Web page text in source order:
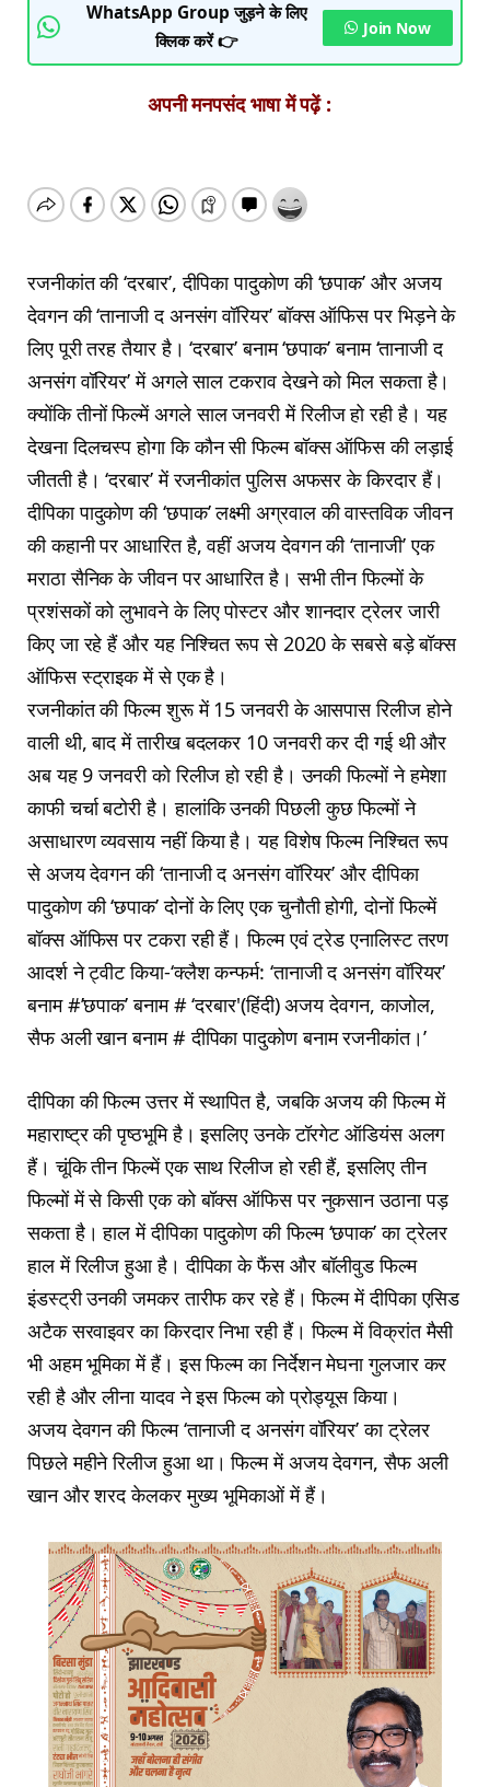
WhatsApp Group जुड़ने के लिए
क्लिक करें 👉
Join Now
अपनी मनपसंद भाषा में पढ़ें :
रजनीकांत की ‘दरबार’, दीपिका पादुकोण की ‘छपाक’ और अजय
देवगन की ‘तानाजी द अनसंग वॉरियर’ बॉक्स ऑफिस पर भिड़ने के
लिए पूरी तरह तैयार है। ‘दरबार’ बनाम ‘छपाक’ बनाम ‘तानाजी द
अनसंग वॉरियर’ में अगले साल टकराव देखने को मिल सकता है।
क्योंकि तीनों फिल्में अगले साल जनवरी में रिलीज हो रही है। यह
देखना दिलचस्प होगा कि कौन सी फिल्म बॉक्स ऑफिस की लड़ाई
जीतती है। ‘दरबार’ में रजनीकांत पुलिस अफसर के किरदार हैं।
दीपिका पादुकोण की ‘छपाक’ लक्ष्मी अग्रवाल की वास्तविक जीवन
की कहानी पर आधारित है, वहीं अजय देवगन की ‘तानाजी’ एक
मराठा सैनिक के जीवन पर आधारित है। सभी तीन फिल्मों के
प्रशंसकों को लुभावने के लिए पोस्टर और शानदार ट्रेलर जारी
किए जा रहे हैं और यह निश्चित रूप से 2020 के सबसे बड़े बॉक्स
ऑफिस स्ट्राइक में से एक है।
रजनीकांत की फिल्म शुरू में 15 जनवरी के आसपास रिलीज होने
वाली थी, बाद में तारीख बदलकर 10 जनवरी कर दी गई थी और
अब यह 9 जनवरी को रिलीज हो रही है। उनकी फिल्मों ने हमेशा
काफी चर्चा बटोरी है। हालांकि उनकी पिछली कुछ फिल्मों ने
असाधारण व्यवसाय नहीं किया है। यह विशेष फिल्म निश्चित रूप
से अजय देवगन की ‘तानाजी द अनसंग वॉरियर’ और दीपिका
पादुकोण की ‘छपाक’ दोनों के लिए एक चुनौती होगी, दोनों फिल्में
बॉक्स ऑफिस पर टकरा रही हैं। फिल्म एवं ट्रेड एनालिस्ट तरण
आदर्श ने ट्वीट किया-‘क्लैश कन्फर्म: ‘तानाजी द अनसंग वॉरियर’
बनाम #’छपाक’ बनाम # ‘दरबार'(हिंदी) अजय देवगन, काजोल,
सैफ अली खान बनाम # दीपिका पादुकोण बनाम रजनीकांत।’
दीपिका की फिल्म उत्तर में स्थापित है, जबकि अजय की फिल्म में
महाराष्ट्र की पृष्ठभूमि है। इसलिए उनके टॉरगेट ऑडियंस अलग
हैं। चूंकि तीन फिल्में एक साथ रिलीज हो रही हैं, इसलिए तीन
फिल्मों में से किसी एक को बॉक्स ऑफिस पर नुकसान उठाना पड़
सकता है। हाल में दीपिका पादुकोण की फिल्म ‘छपाक’ का ट्रेलर
हाल में रिलीज हुआ है। दीपिका के फैंस और बॉलीवुड फिल्म
इंडस्ट्री उनकी जमकर तारीफ कर रहे हैं। फिल्म में दीपिका एसिड
अटैक सरवाइवर का किरदार निभा रही हैं। फिल्म में विक्रांत मैसी
भी अहम भूमिका में हैं। इस फिल्म का निर्देशन मेघना गुलजार कर
रही है और लीना यादव ने इस फिल्म को प्रोड्यूस किया।
अजय देवगन की फिल्म ‘तानाजी द अनसंग वॉरियर’ का ट्रेलर
पिछले महीने रिलीज हुआ था। फिल्म में अजय देवगन, सैफ अली
खान और शरद केलकर मुख्य भूमिकाओं में हैं।